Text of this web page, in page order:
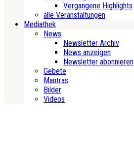
Vergangene Highlights
alle Veranstaltungen
Mediathek
News
Newsletter Archiv
News anzeigen
Newsletter abonnieren
Gebete
Mantras
Bilder
Videos